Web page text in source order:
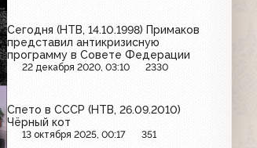
Сегодня (НТВ, 14.10.1998) Примаков
представил антикризисную
программу в Совете Федерации
22 декабря 2020, 03:10 2330
Спето в СССР (НТВ, 26.09.2010)
Чёрный кот
13 октября 2025, 00:17 351